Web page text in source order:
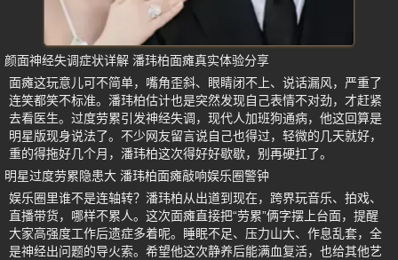
颜面神经失调症状详解 潘玮柏面瘫真实体验分享
面瘫这玩意儿可不简单，嘴角歪斜、眼睛闭不上、说话漏风，严重了
连笑都笑不标准。潘玮柏估计也是突然发现自己表情不对劲，才赶紧
去看医生。过度劳累引发神经失调，现代人加班狗通病，他这回算是
明星版现身说法了。不少网友留言说自己也得过，轻微的几天就好，
重的得拖好几个月，潘玮柏这次得好好歇歇，别再硬扛了。
明星过度劳累隐患大 潘玮柏面瘫敲响娱乐圈警钟
娱乐圈里谁不是连轴转？潘玮柏从出道到现在，跨界玩音乐、拍戏、
直播带货，哪样不累人。这次面瘫直接把“劳累”俩字摆上台面，提醒
大家高强度工作后遗症多着呢。睡眠不足、压力山大、作息乱套，全
是神经出问题的导火索。希望他这次静养后能满血复活，也给其他艺